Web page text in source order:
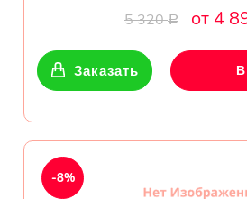
5 320Р от 4
Заказать
-8%